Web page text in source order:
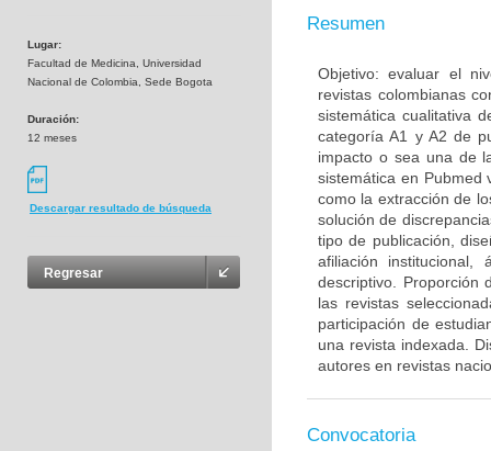
Lugar:
Facultad de Medicina, Universidad
Nacional de Colombia, Sede Bogota
Duración:
12 meses
Descargar resultado de búsqueda
Regresar
Resumen
Objetivo: evaluar el
revistas colombianas
sistemática cualitativa
categoría A1 y A2 de
impacto o sea una de
sistemática en Pubmed
como la extracción de
solución de
tipo de publicación,
afiliación
descriptivo. Proporción
las revistas
participación de
una revista indexada.
autores en revistas
Convocatoria